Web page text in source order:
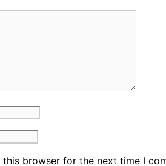
browser for the next time I